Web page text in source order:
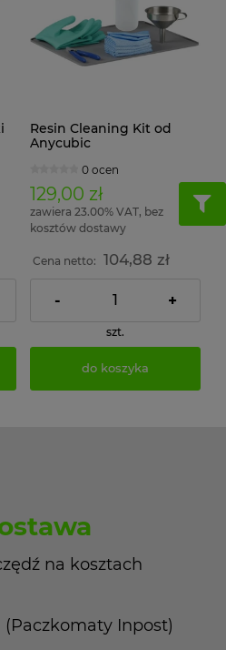
Resin Cleaning Kit od
Anycubic
0 ocen
129,00 zł
zawiera 23.00% VAT, bez
kosztów dostawy
Cena netto: 104,88 zł
- +
szt.
do koszyka
na kosztach
Inpost)